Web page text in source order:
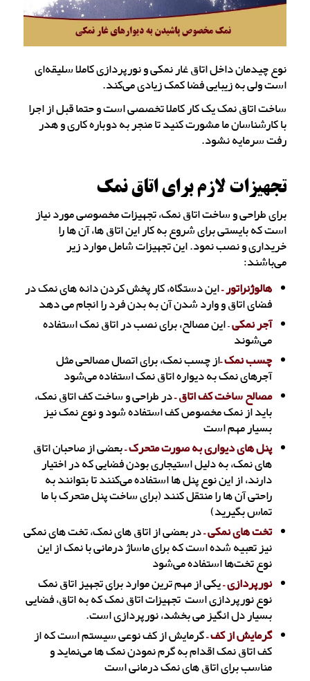
نوع چیدمان داخل اتاق غار نمکی و نورپردازی کاملا سلیقه‌ای
است ولی به زیبایی فضا کمک زیادی می‌کند.
ساخت اتاق نمک یک کار کاملا تخصصی است و حتما قبل از اجرا
با کارشناسان ما مشورت کنید تا منجر به دوباره کاری و هدر
رفت سرمایه نشود.
تجهیزات لازم برای اتاق نمک
برای طراحی و ساخت اتاق نمک، تجهیزات مخصوصی مورد نیاز
است که بایستی برای شروع به کار این اتاق ها، آن ها را
خریداری و نصب نمود. این تجهیزات شامل موارد زیر
می‌باشند:
هالوژنراتور –این دستگاه، کار پخش کردن دانه های نمک در
فضای اتاق و وارد شدن آن به بدن فرد را انجام می دهد
آجر نمکی– این مصالح، برای نصب در اتاق نمک استفاده
می‌شوند
چسب نمک –از چسب نمک، برای اتصال مصالحی مثل
آجرهای نمک به دیواره اتاق نمک استفاده می‌شود
مصالح ساخت کف اتاق –در طراحی و ساخت کف اتاق نمک،
باید از نمک مخصوص کف استفاده شود و نوع نمک نیز
بسیار مهم است
پنل های دیواری به صورت متحرک –بعضی از صاحبان اتاق
های نمک، به دلیل استیجاری بودن فضایی که در اختیار
دارند، از این نوع پنل ها استفاده می‌کنند تا بتوانند به
راحتی آن ها را منتقل کنند (برای ساخت پنل متحرک با ما
تماس بگیرید)
تخت های نمکی –در بعضی از اتاق های نمک، تخت های نمکی
نیز تعبیه شده است که برای ماساژ درمانی با نمک از این
نوع تخت‌ها استفاده می‌شود
نورپردازی –یکی از مهم ترین موارد برای تجهیز اتاق نمک
نوع نورپردازی است تجهیزات اتاق نمک که به اتاق، فضایی
بسیار دل انگیز می بخشد، نورپردازی است.
گرمایش از کف –گرمایش از کف نوعی سیستم است که از
کف اتاق نمک اقدام به گرم نمودن نمک ها می‌نماید و
مناسب برای اتاق های نمک درمانی است